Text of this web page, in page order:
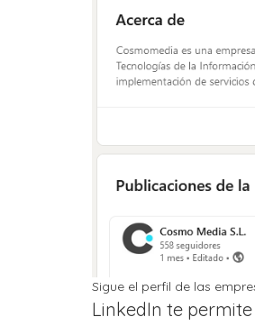
Sigue el perfil de las
LinkedIn te